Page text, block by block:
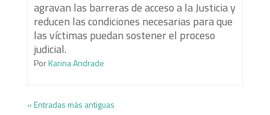
agravan las barreras de acceso a la Justicia y
reducen las condiciones necesarias para que
las víctimas puedan sostener el proceso
judicial.
PorKarina Andrade
« Entradas más antiguas